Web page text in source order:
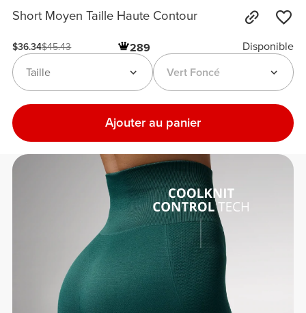
Short Moyen Taille Haute Contour
$36.34$45.43 289
Disponible
Vert Foncé
Taille
Ajouter au panier